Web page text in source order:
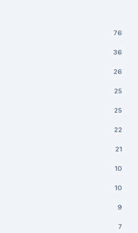
76
36
26
25
25
22
21
10
10
9
7